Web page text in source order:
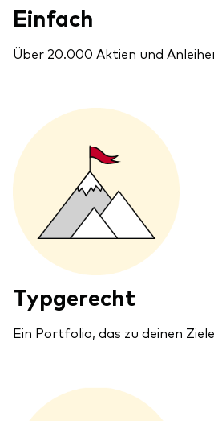
Einfach
Über 20.000 Aktien und
Typgerecht
Ein Portfolio, das zu deinen